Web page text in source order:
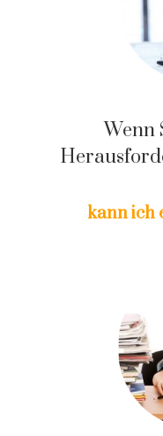
Wenn
kann ich